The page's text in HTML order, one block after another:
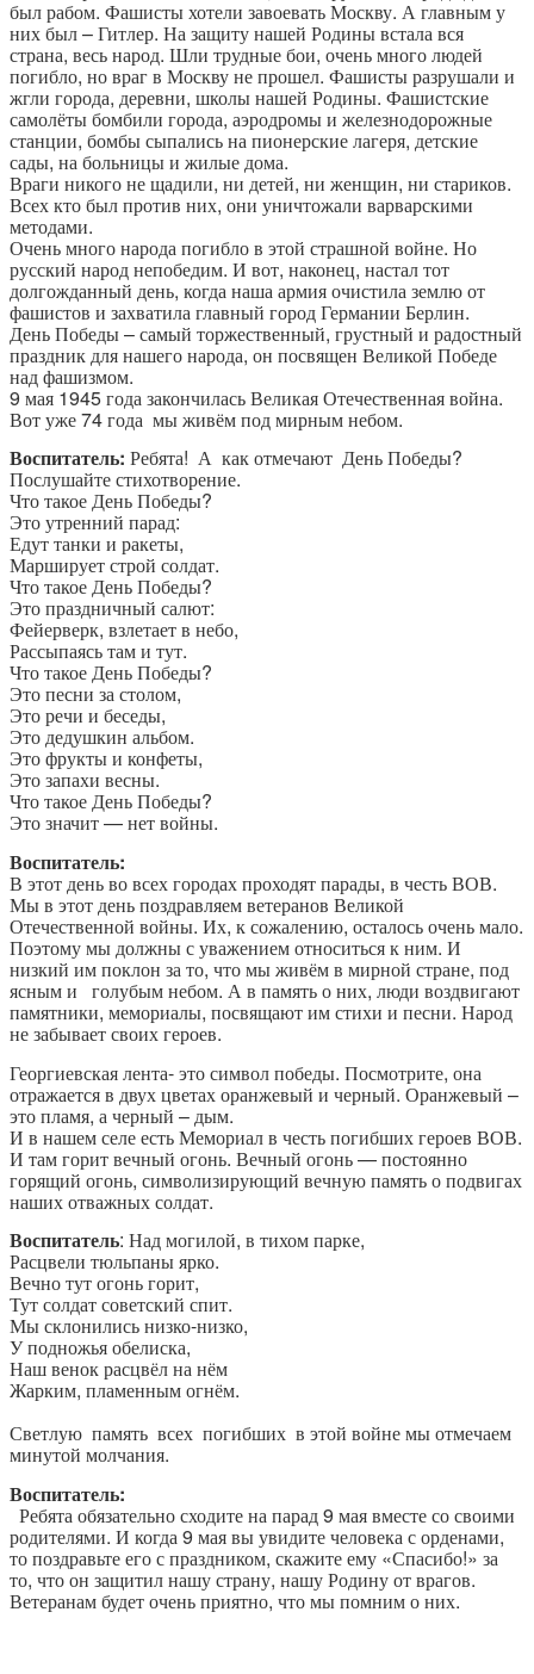
был рабом. Фашисты хотели завоевать Москву. А главным у
них был – Гитлер. На защиту нашей Родины встала вся
страна, весь народ. Шли трудные бои, очень много людей
погибло, но враг в Москву не прошел. Фашисты разрушали и
жгли города, деревни, школы нашей Родины. Фашистские
самолёты бомбили города, аэродромы и железнодорожные
станции, бомбы сыпались на пионерские лагеря, детские
сады, на больницы и жилые дома.
Враги никого не щадили, ни детей, ни женщин, ни стариков.
Всех кто был против них, они уничтожали варварскими
методами.
Очень много народа погибло в этой страшной войне. Но
русский народ непобедим. И вот, наконец, настал тот
долгожданный день, когда наша армия очистила землю от
фашистов и захватила главный город Германии Берлин.
День Победы – самый торжественный, грустный и радостный
праздник для нашего народа, он посвящен Великой Победе
над фашизмом.
9 мая 1945 года закончилась Великая Отечественная война.
Вот уже 74 года мы живём под мирным небом.
Воспитатель: Ребята! А как отмечают День Победы?
Послушайте стихотворение.
Что такое День Победы?
Это утренний парад:
Едут танки и ракеты,
Марширует строй солдат.
Что такое День Победы?
Это праздничный салют:
Фейерверк, взлетает в небо,
Рассыпаясь там и тут.
Что такое День Победы?
Это песни за столом,
Это речи и беседы,
Это дедушкин альбом.
Это фрукты и конфеты,
Это запахи весны.
Что такое День Победы?
Это значит — нет войны.
Воспитатель:
В этот день во всех городах проходят парады, в честь ВОВ.
Мы в этот день поздравляем ветеранов Великой
Отечественной войны. Их, к сожалению, осталось очень мало.
Поэтому мы должны с уважением относиться к ним. И
низкий им поклон за то, что мы живём в мирной стране, под
ясным и голубым небом. А в память о них, люди воздвигают
памятники, мемориалы, посвящают им стихи и песни. Народ
не забывает своих героев.
Георгиевская лента- это символ победы. Посмотрите, она
отражается в двух цветах оранжевый и черный. Оранжевый –
это пламя, а черный – дым.
И в нашем селе есть Мемориал в честь погибших героев ВОВ.
И там горит вечный огонь. Вечный огонь — постоянно
горящий огонь, символизирующий вечную память о подвигах
наших отважных солдат.
Воспитатель: Над могилой, в тихом парке,
Расцвели тюльпаны ярко.
Вечно тут огонь горит,
Тут солдат советский спит.
Мы склонились низко-низко,
У подножья обелиска,
Наш венок расцвёл на нём
Жарким, пламенным огнём.
Светлую память всех погибших в этой войне мы отмечаем
минутой молчания.
Воспитатель:
Ребята обязательно сходите на парад 9 мая вместе со своими
родителями. И когда 9 мая вы увидите человека с орденами,
то поздравьте его с праздником, скажите ему «Спасибо!» за
то, что он защитил нашу страну, нашу Родину от врагов.
Ветеранам будет очень приятно, что мы помним о них.